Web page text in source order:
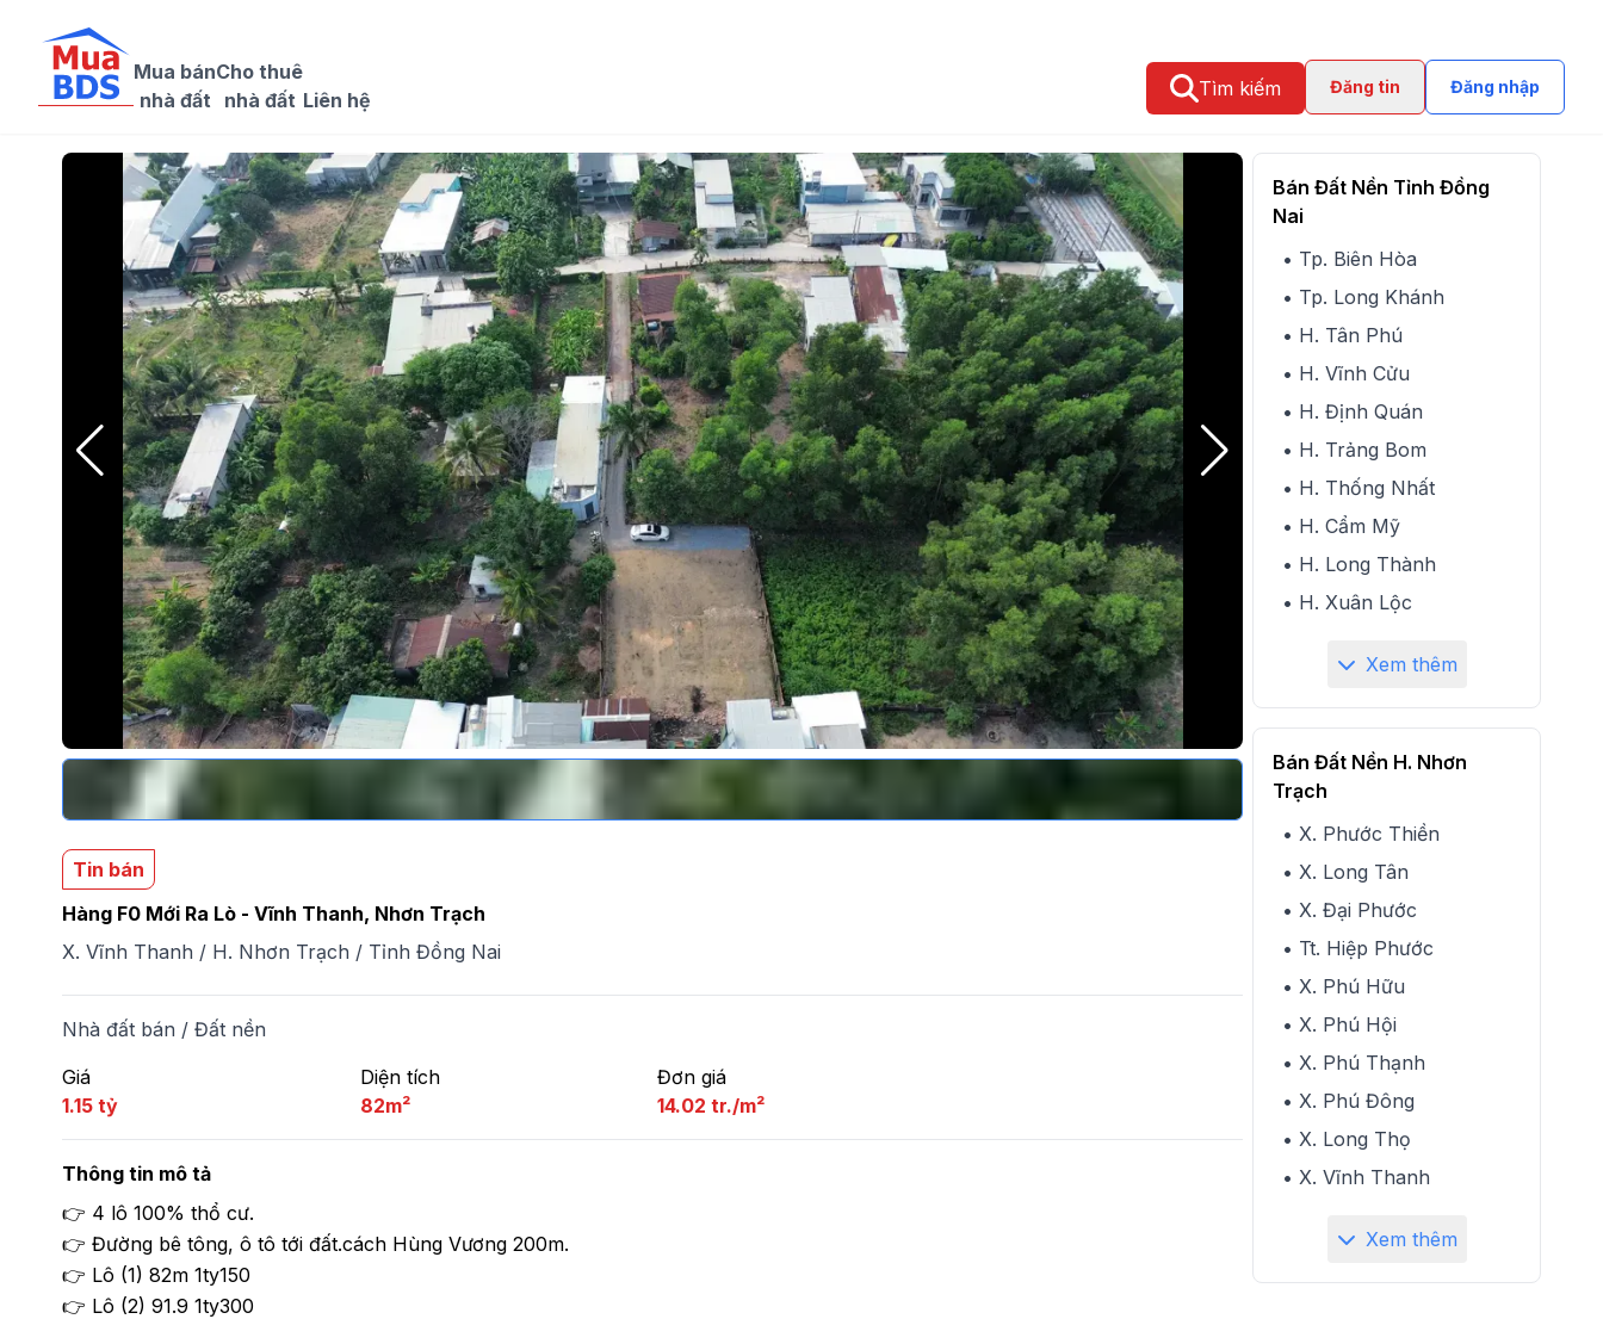
Mua bán
nhà đất
Cho thuê
nhà đất Liên hệ Tìm kiếm Đăng tin Đăng nhập
Tin bán
Hàng F0 Mới Ra Lò - Vĩnh Thanh, Nhơn Trạch
X. Vĩnh Thanh / H. Nhơn Trạch / Tỉnh Đồng Nai
Nhà đất bán / Đất nền
Giá
1.15 tỷ
Diện tích
82m²
Đơn giá
14.02 tr./m²
Thông tin mô tả
👉 4 lô 100% thổ cư.
👉 Đường bê tông, ô tô tới đất.cách Hùng Vương 200m.
👉 Lô (1) 82m 1ty150
👉 Lô (2) 91.9 1ty300
Bán Đất Nền Tỉnh Đồng
Nai
• Tp. Biên Hòa
• Tp. Long Khánh
• H. Tân Phú
• H. Vĩnh Cửu
• H. Định Quán
• H. Trảng Bom
• H. Thống Nhất
• H. Cẩm Mỹ
• H. Long Thành
• H. Xuân Lộc
Xem thêm
Bán Đất Nền H. Nhơn
Trạch
• X. Phước Thiền
• X. Long Tân
• X. Đại Phước
• Tt. Hiệp Phước
• X. Phú Hữu
• X. Phú Hội
• X. Phú Thạnh
• X. Phú Đông
• X. Long Thọ
• X. Vĩnh Thanh
Xem thêm